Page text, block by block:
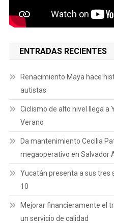
ENTRADAS RECIENTES
Renacimiento Maya hace
autistas
Ciclismo de alto nivel llega a
Verano
Da mantenimiento Cecilia
megaoperativo en Salvador
Yucatán presenta a sus tres
10
Mejorar financieramente el
un servicio de calidad